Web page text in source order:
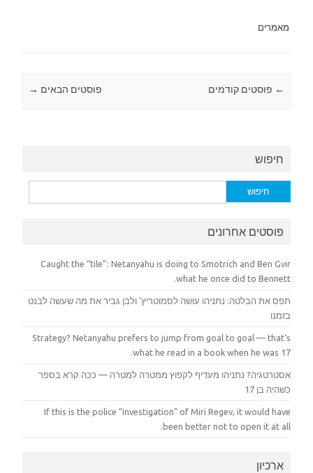
מאמרים
Post navigation
← פוסטים קודמים פוסטים הבאים →
חיפוש
חיפוש:
פוסטים אחרונים
Caught the “tile”: Netanyahu is doing to Smotrich and Ben Gvir
what he once did to Bennett.
תפס את הבלטה: נתניהו עושה לסמוטריץ' ולבן גביר את מה שעשה לבנט
בזמנו
Strategy? Netanyahu prefers to jump from goal to goal — that's
what he read in a book when he was 17.
אסטרטגיה? נתניהו מעדיף לקפוץ ממטרה למטרה — ככה קרא בספר
כשהיה בן 17
If this is the police "investigation" of Miri Regev, it would have
been better not to open it at all.
ארכיון